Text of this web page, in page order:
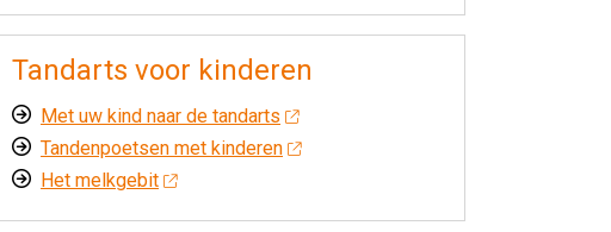
Tandarts voor kinderen
Met uw kind naar de tandarts
Tandenpoetsen met kinderen
Het melkgebit